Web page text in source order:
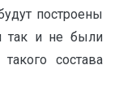
построены
так и не были
состава